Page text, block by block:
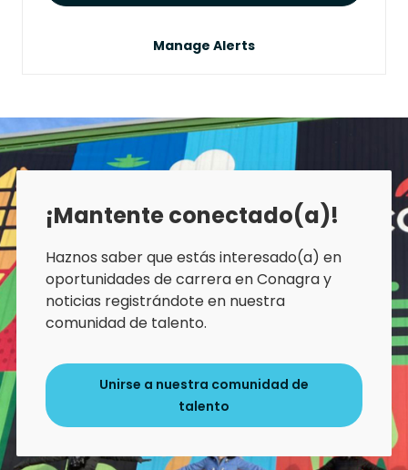
Manage Alerts
¡Mantente conectado(a)!
Haznos saber que estás interesado(a) en
oportunidades de carrera en Conagra y
noticias registrándote en nuestra
comunidad de talento.
Unirse a nuestra comunidad de
talento